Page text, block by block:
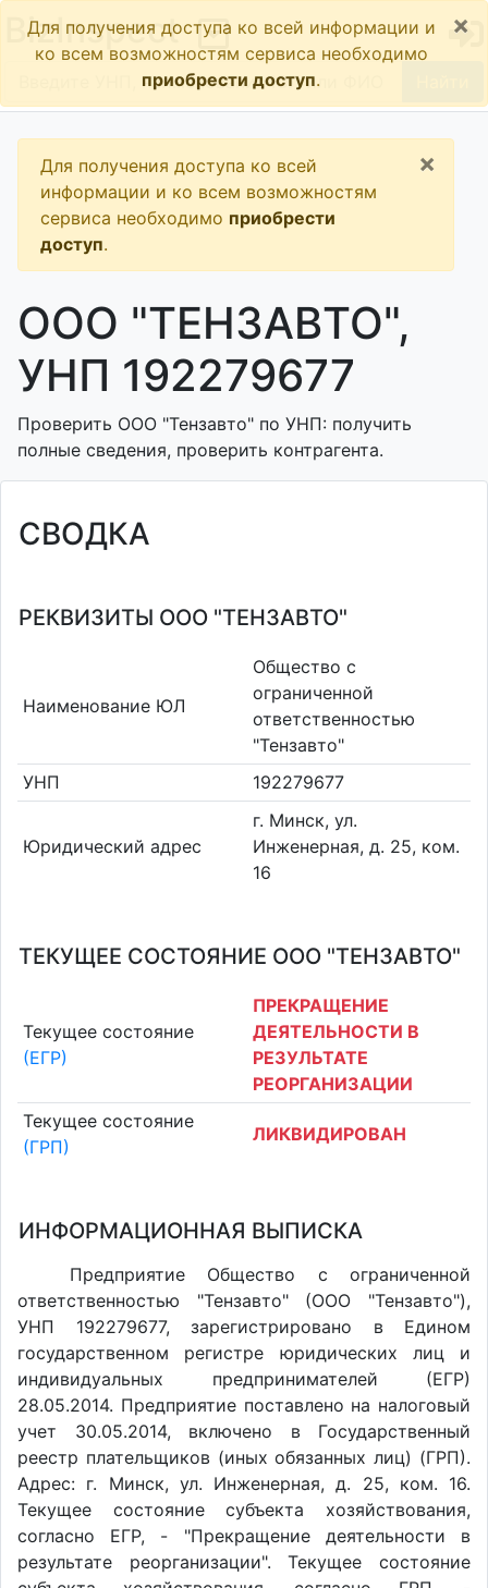
BizInspect
Для получения доступа ко всей информации и
ко всем возможностям сервиса необходимо
приобрести доступ.
×
Для получения доступа ко всей
информации и ко всем возможностям
сервиса необходимо приобрести
доступ.
×
ООО "ТЕНЗАВТО",
УНП 192279677
Проверить ООО "Тензавто" по УНП: получить
полные сведения, проверить контрагента.
СВОДКА
РЕКВИЗИТЫ ООО "ТЕНЗАВТО"
Наименование ЮЛ
Общество с
ограниченной
ответственностью
"Тензавто"
УНП
192279677
Юридический адрес
г. Минск, ул.
Инженерная, д. 25, ком.
16
ТЕКУЩЕЕ СОСТОЯНИЕ ООО "ТЕНЗАВТО"
Текущее состояние
(ЕГР)
ПРЕКРАЩЕНИЕ
ДЕЯТЕЛЬНОСТИ В
РЕЗУЛЬТАТЕ
РЕОРГАНИЗАЦИИ
Текущее состояние
(ГРП)
ЛИКВИДИРОВАН
ИНФОРМАЦИОННАЯ ВЫПИСКА
Предприятие Общество с ограниченной
ответственностью "Тензавто" (ООО "Тензавто"),
УНП 192279677, зарегистрировано в Едином
государственном регистре юридических лиц и
индивидуальных предпринимателей (ЕГР)
28.05.2014. Предприятие поставлено на налоговый
учет 30.05.2014, включено в Государственный
реестр плательщиков (иных обязанных лиц) (ГРП).
Адрес: г. Минск, ул. Инженерная, д. 25, ком. 16.
Текущее состояние субъекта хозяйствования,
согласно ЕГР, - "Прекращение деятельности в
результате реорганизации". Текущее состояние